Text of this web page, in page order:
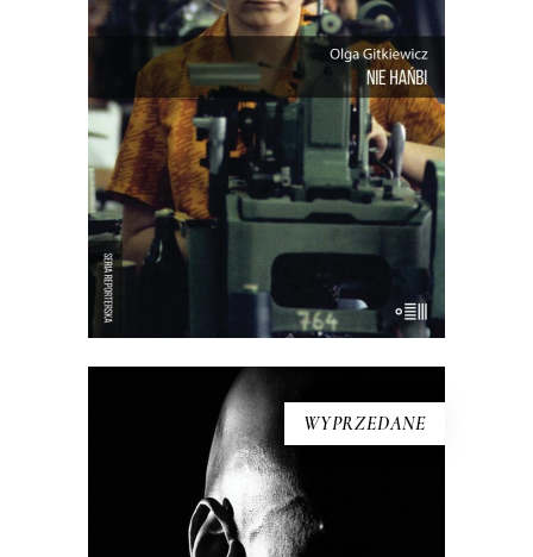
E-BOOK DO KOSZYKA
rynek się zmienił od czasu, kiedy
chałupnicy przeszli z domowych
warsztatów do fabrycznych hal? I co to
znaczy nie pracować w świecie, w
którym ponoć nie pracuje tylko ten, kto
nie chce?
33.00zł 16.50zł
WYPRZEDANE
EL NEGRO I JA
Próba odtworzenia życia tzw.